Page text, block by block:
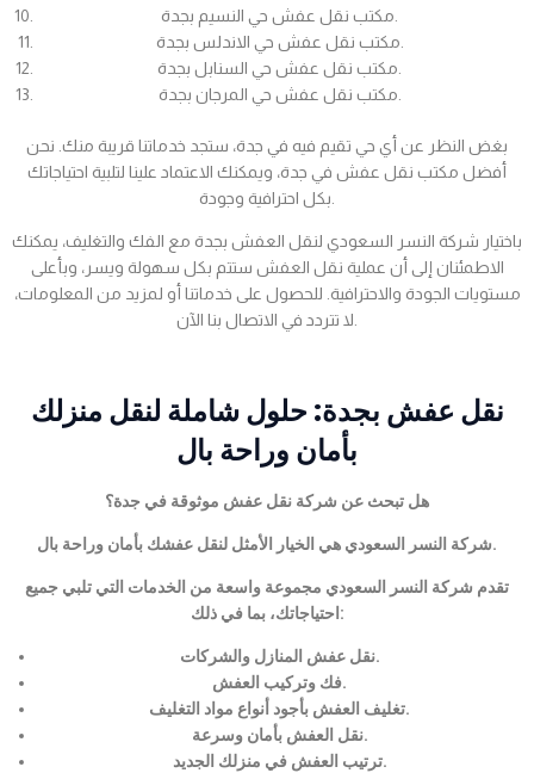
بغض النظر عن أي حي تقيم فيه في جدة، ستجد خدماتنا قريبة منك. نحن
أفضل مكتب نقل عفش في جدة، ويمكنك الاعتماد علينا لتلبية احتياجاتك
باختيار شركة النسر السعودي لنقل العفش بجدة مع الفك والتغليف، يمكنك
الاطمئنان إلى أن عملية نقل العفش ستتم بكل سهولة ويسر، وبأعلى
مستويات الجودة والاحترافية. للحصول على خدماتنا أو لمزيد من المعلومات،
نقل عفش بجدة: حلول شاملة لنقل منزلك
بأمان وراحة بال
هل تبحث عن شركة نقل عفش موثوقة في جدة؟
شركة النسر السعودي هي الخيار الأمثل لنقل عفشك بأمان وراحة بال.
تقدم شركة النسر السعودي مجموعة واسعة من الخدمات التي تلبي جميع
احتياجاتك، بما في ذلك:
نقل عفش المنازل والشركات.
فك وتركيب العفش.
تغليف العفش بأجود أنواع مواد التغليف.
نقل العفش بأمان وسرعة.
ترتيب العفش في منزلك الجديد.